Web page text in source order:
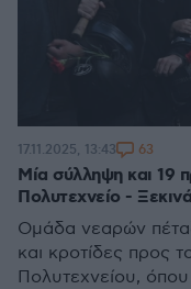
Μία σύλληψη και 19
Πολυτεχνείο -
Ομάδα νεαρών
και κροτίδες προς
Πολυτεχνείου,
17.11.2025, 13:43 63